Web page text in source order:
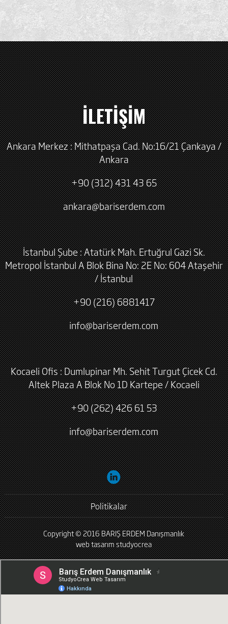
İLETİŞİM
Ankara Merkez : Mithatpaşa Cad. No:16/21 Çankaya /
Ankara
+90 (312) 431 43 65
ankara@bariserdem.com
İstanbul Şube : Atatürk Mah. Ertuğrul Gazi Sk.
Metropol İstanbul A Blok Bina No: 2E No: 604 Ataşehir
/ İstanbul
+90 (216) 6881417
info@bariserdem.com
Kocaeli Ofis : Dumlupinar Mh. Sehit Turgut Çicek Cd.
Altek Plaza A Blok No 1D Kartepe / Kocaeli
+90 (262) 426 61 53
info@bariserdem.com
Politikalar
Copyright © 2016 BARIŞ ERDEM Danışmanlık
web tasarımstudyocrea